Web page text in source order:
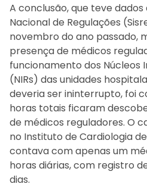
A conclusão, que teve
Nacional de Regulações
novembro do ano passado,
presença de médicos
funcionamento dos Núcleos
(NIRs) das unidades
deveria ser ininterrupto, foi
horas totais ficaram
de médicos reguladores. O
no Instituto de Cardiologia
contava com apenas um
horas diárias, com registro
dias.